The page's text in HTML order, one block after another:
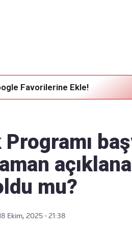
Favorilerine Ekle!
Programı
mu?
Ekim, 2025 - 21:38